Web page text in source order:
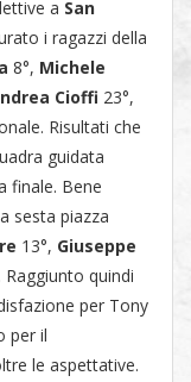
a San
i ragazzi della
8°, Michele
Cioffi 23°,
Risultati che
guidata
finale. Bene
sesta piazza
13°, Giuseppe
Raggiunto quindi
per Tony
per il
le aspettative.